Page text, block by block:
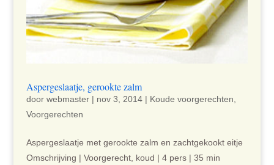
Aspergeslaatje, gerookte zalm
door webmaster| nov 3, 2014| Koude voorgerechten
Voorgerechten
Aspergeslaatje met gerookte zalm en zachtgekookt eitje
Omschrijving | Voorgerecht, koud | 4 pers | 35 min